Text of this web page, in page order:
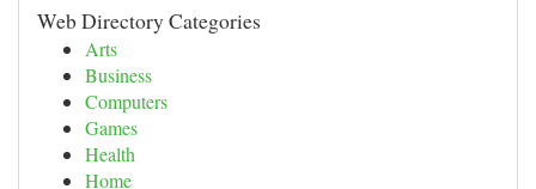
Web Directory Categories
Arts
Business
Computers
Games
Health
Home